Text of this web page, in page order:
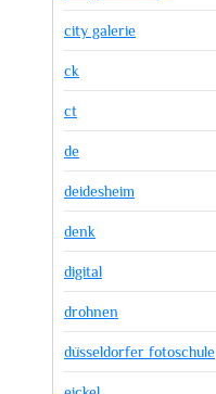
city galerie
ck
ct
de
deidesheim
denk
digital
drohnen
düsseldorfer fotoschule